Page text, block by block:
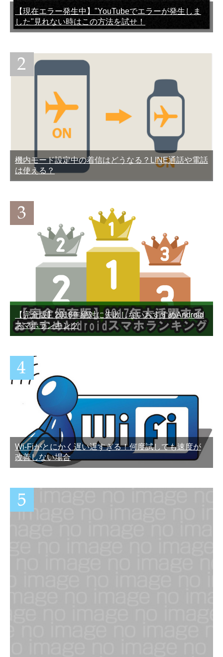
【現在エラー発生中】"YouTubeでエラーが発生しま
した"見れない時はこの方法を試せ！
機内モード設定中の着信はどうなる？LINE通話や電話
は使える？
【完全版】2018年絶対に失敗しないおすすめAndroid
スマホランキング
Wi-Fiがとにかく遅い遅すぎる！何度試しても速度が
改善しない場合